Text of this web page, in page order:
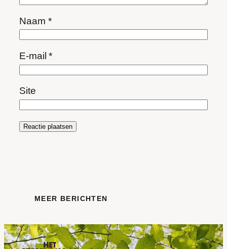
Naam *
E-mail*
Site
MEER BERICHTEN